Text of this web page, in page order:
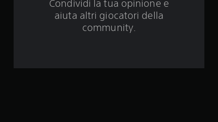
Condividi la tua opinione e
aiuta altri giocatori della
community.